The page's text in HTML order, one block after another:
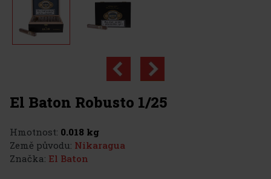
El Baton Robusto 1/25
Hmotnost: 0.018 kg
Země původu: Nikaragua
Značka: El Baton